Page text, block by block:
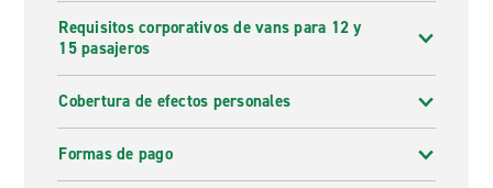
Requisitos corporativos de vans para 12 y
15 pasajeros
Cobertura de efectos personales
Formas de pago